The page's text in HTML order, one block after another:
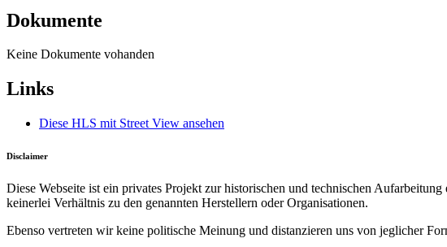
Dokumente
Keine Dokumente vohanden
Links
Diese HLS mit Street View ansehen
Disclaimer
Diese Webseite ist ein privates Projekt zur historischen und technischen
keinerlei Verhältnis zu den genannten Herstellern oder Organisationen.
Ebenso vertreten wir keine politische Meinung und distanzieren uns von jeglicher